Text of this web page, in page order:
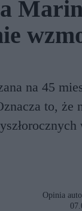
na 45
to, że
Opinia